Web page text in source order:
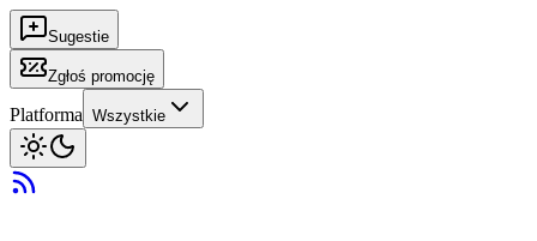
Sugestie
Zgłoś promocję
Platforma Wszystkie